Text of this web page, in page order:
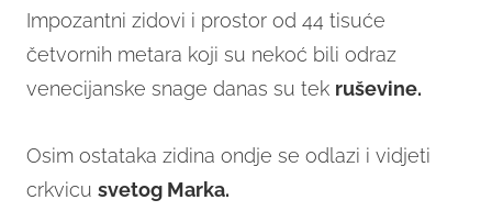
Impozantni zidovi i prostor od 44 tisuće
četvornih metara koji su nekoć bili odraz
venecijanske snage danas su tek ruševine.
Osim ostataka zidina ondje se odlazi i vidjeti
crkvicu svetog Marka.